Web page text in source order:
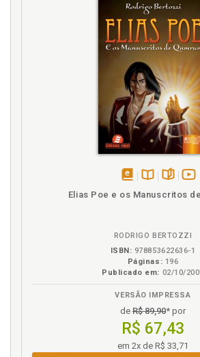
páginas
Elias Poe e os Manuscritos
RODRIGO BERTOZZI
ISBN: 978853622636-1
Páginas: 196
Publicado em: 02/10/
VERSÃO IMPRESSA
de R$ 89,90* por
R$ 67,43
em 2x de R$ 33,71